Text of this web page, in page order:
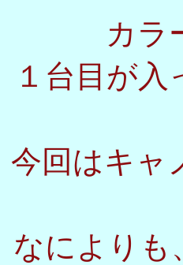
カラ
１台目が入
今回はキャ
なによりも